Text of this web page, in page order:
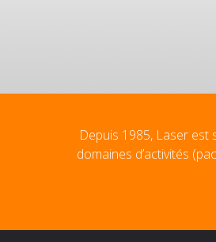
Depuis 1985, Laser
domaines d’activités